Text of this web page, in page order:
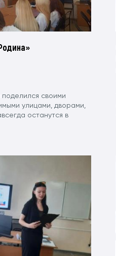
своими
улицами, дворами,
останутся в